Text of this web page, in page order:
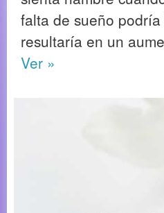
falta de sueño
resultaría en un
Ver »